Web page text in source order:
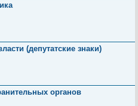
(депутатские знаки)
органов